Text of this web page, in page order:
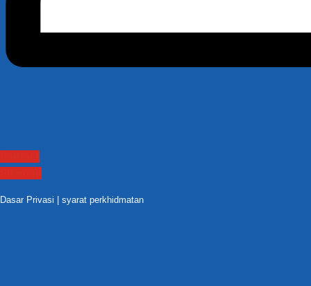
Dasar Privasi syarat perkhidmatan